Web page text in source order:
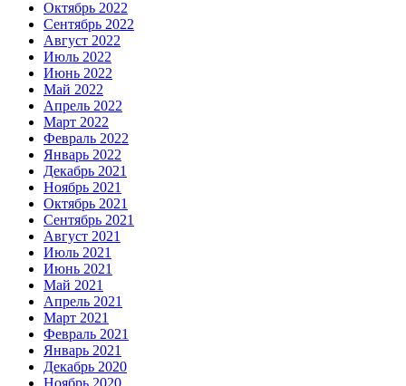
Октябрь 2022
Сентябрь 2022
Август 2022
Июль 2022
Июнь 2022
Май 2022
Апрель 2022
Март 2022
Февраль 2022
Январь 2022
Декабрь 2021
Ноябрь 2021
Октябрь 2021
Сентябрь 2021
Август 2021
Июль 2021
Июнь 2021
Май 2021
Апрель 2021
Март 2021
Февраль 2021
Январь 2021
Декабрь 2020
Ноябрь 2020